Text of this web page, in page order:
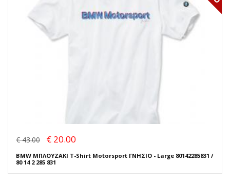
€ 43.00 € 20.00
BMW ΜΠΛΟΥΖΑΚΙ T-Shirt Motorsport ΓΝΗΣΙΟ - Large 80142285831 /
80 14 2 285 831